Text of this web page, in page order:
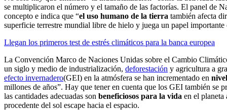
se multiplicaron el número y el tamaño de las factorías. El panel de
concepto e indica que “el uso humano de la tierra también afecta
superficie terrestre mundial libre de hielo y juega un papel importante
Llegan los primeros test de estrés climáticos para la banca europea
La Convención Marco de Naciones Unidas sobre el Cambio
un siglo y medio de industrialización, deforestación y agricultura a
efecto invernadero(GEI) en la atmósfera se han incrementado en
millones de años”. Hay que tener en cuenta que los GEI también se
las cantidades adecuadas son beneficiosos para la vida en el
procedente del sol escape hacia el espacio.